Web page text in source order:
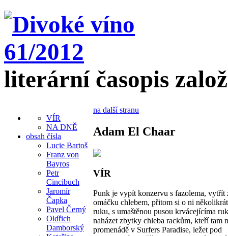
literární časopis
VÍR
NA DNĚ
obsah čísla
Lucie Bartoš
Franz von
Bayros
Petr
Cincibuch
Jaromír
Čapka
Pavel Černý
Oldřich
Damborský
na další stranu
Adam El Chaar
VÍR
Punk je vypít konzervu s fazolema, vytřít
omáčku chlebem, přitom si o ni
ruku, s umaštěnou pusou krvácejícíma
naházet zbytky chleba rackům, kteří tam
promenádě v Surfers Paradise, ležet pod